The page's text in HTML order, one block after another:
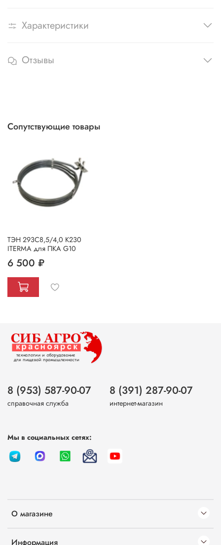
Характеристики
Отзывы
Сопутствующие товары
ТЭН 293С8,5/4,0 К230
ITERMA для ПКА G10
6 500 ₽
О магазине
Информация
8 (953) 587-90-07
справочная служба
8 (391) 287-90-07
интернет-магазин
Мы в социальных сетях: